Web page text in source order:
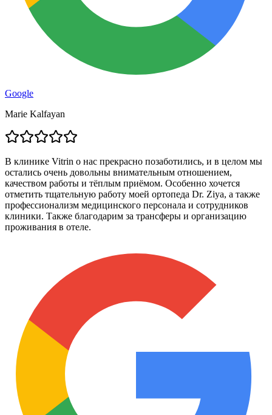
Google
Marie Kalfayan
В клинике Vitrin о нас прекрасно позаботились, и в целом мы
остались очень довольны внимательным отношением,
качеством работы и тёплым приёмом. Особенно хочется
отметить тщательную работу моей ортопеда Dr. Ziya, а также
профессионализм медицинского персонала и сотрудников
клиники. Также благодарим за трансферы и организацию
проживания в отеле.